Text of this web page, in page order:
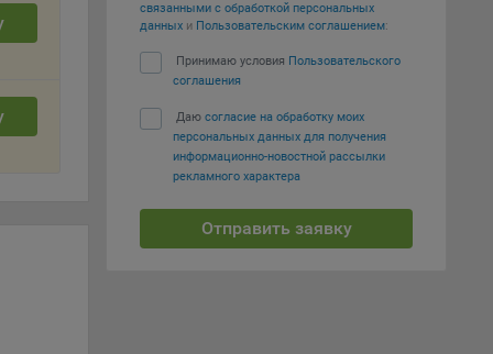
связанными с обработкой персональных
данных и Пользовательским соглашением:
Принимаю условия Пользовательского
соглашения
Даю согласие на обработку моих
персональных данных для получения
информационно-новостной рассылки
рекламного характера
Отправить заявку